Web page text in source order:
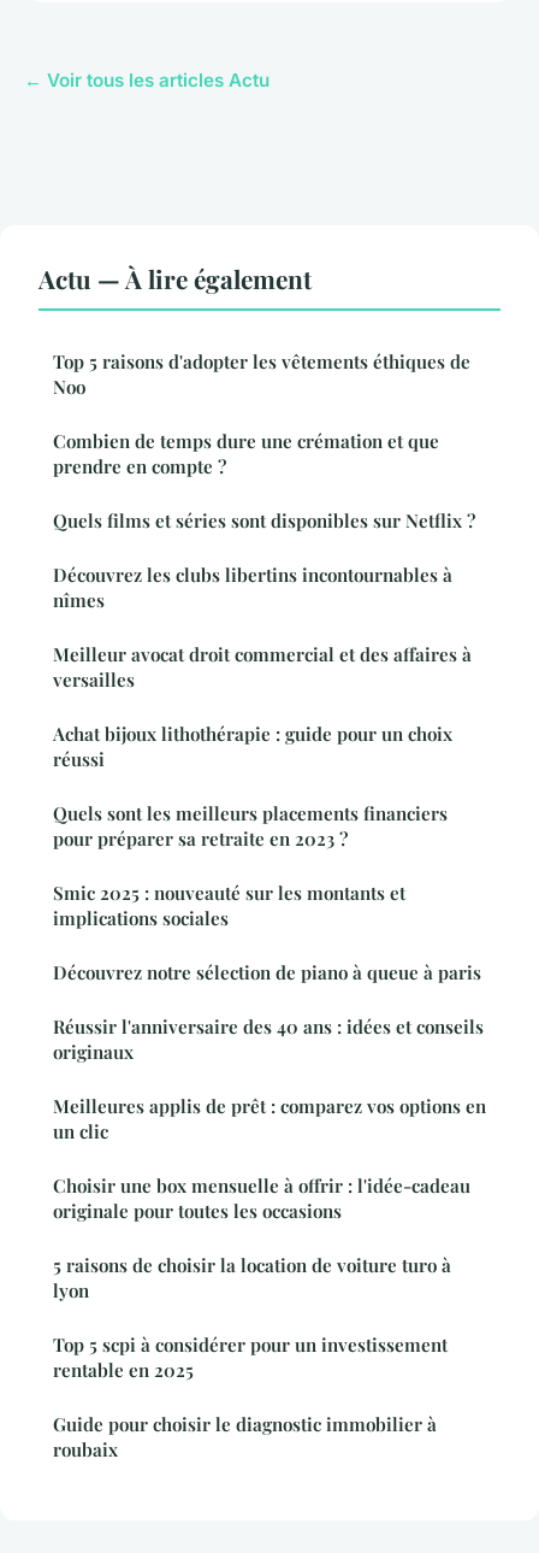
← Voir tous les articles Actu
Actu — À lire également
Top 5 raisons d'adopter les vêtements éthiques de
Noo
Combien de temps dure une crémation et que
prendre en compte ?
Quels films et séries sont disponibles sur Netflix ?
Découvrez les clubs libertins incontournables à
nîmes
Meilleur avocat droit commercial et des affaires à
versailles
Achat bijoux lithothérapie : guide pour un choix
réussi
Quels sont les meilleurs placements financiers
pour préparer sa retraite en 2023 ?
Smic 2025 : nouveauté sur les montants et
implications sociales
Découvrez notre sélection de piano à queue à paris
Réussir l'anniversaire des 40 ans : idées et conseils
originaux
Meilleures applis de prêt : comparez vos options en
un clic
Choisir une box mensuelle à offrir : l'idée-cadeau
originale pour toutes les occasions
5 raisons de choisir la location de voiture turo à
lyon
Top 5 scpi à considérer pour un investissement
rentable en 2025
Guide pour choisir le diagnostic immobilier à
roubaix